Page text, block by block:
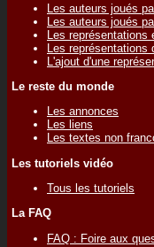
Les auteurs joués
Les auteurs joués
Les représentations
Les représentations
L'ajout d'une
Le reste du monde
Les annonces
Les liens
Les textes non
Les tutoriels vidéo
Tous les tutoriels
La FAQ
FAQ : Foire aux